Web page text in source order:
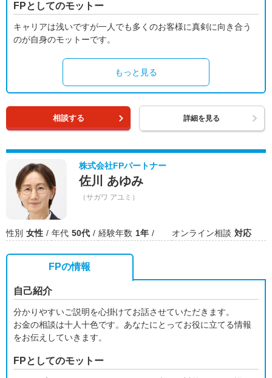
FPとしてのモットー
キャリアは浅いですが一人でも多くのお客様に真剣に向き合う
のが自身のモットーです。
もっと見る
相談する 詳細を見る
株式会社FPパートナー
佐川 あゆみ
（サガワ アユミ）
性別 女性 年代 50代 経験年数 1年 オンライン相談 対応
FPの情報
自己紹介
分かりやすいご説明を心掛けてお話させていただきます。
お金の相談は十人十色です。あなたにとってお役に立てる情報
をお伝えしていきます。
FPとしてのモットー